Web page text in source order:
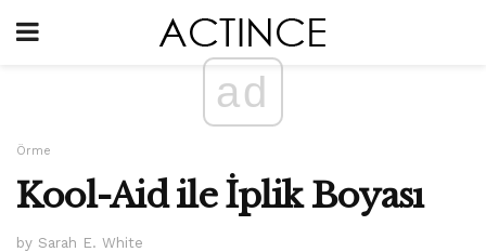
ad
Örme
Kool-Aid ile İplik Boyası
by Sarah E. White